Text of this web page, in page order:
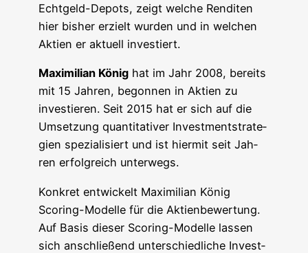
Echt­geld-Depots, zeigt wel­che Ren­di­ten
hier bis­her erzielt wur­den und in wel­chen
Akti­en er aktu­ell investiert.
Maxi­mi­li­an König hat im Jahr 2008, bereits
mit 15 Jah­ren, begon­nen in Akti­en zu
inves­tie­ren. Seit 2015 hat er sich auf die
Umset­zung quan­ti­ta­ti­ver Invest­ment­stra­te­
gien spe­zia­li­siert und ist hier­mit seit Jah­
ren erfolg­reich unterwegs.
Kon­kret ent­wi­ckelt Maxi­mi­li­an König
Scoring-Model­le für die Akti­en­be­wer­tung.
Auf Basis die­ser Scoring-Model­le las­sen
sich anschlie­ßend unter­schied­li­che Invest­